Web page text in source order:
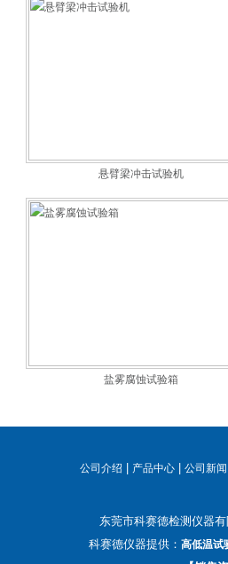
悬臂梁冲击试验机
盐雾腐蚀试验箱
公司介绍 | 产品中心 |公司新闻
东莞市科赛德检测仪器
科赛德仪器提供： 高低温试